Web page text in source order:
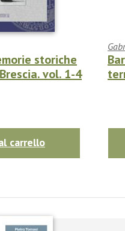
storiche
vol. 1-4
carrello